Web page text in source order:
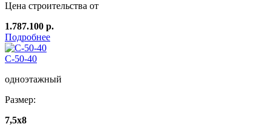
Цена строительства от
1.787.100 р.
Подробнее
C-50-40
одноэтажный
Размер:
7,5х8